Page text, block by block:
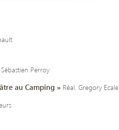
Perroy
au Camping »Réal. Gregory Ecale